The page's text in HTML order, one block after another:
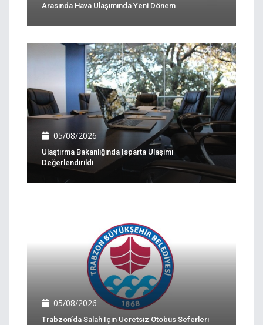
Arasında Hava Ulaşımında Yeni Dönem
05/08/2026
Ulaştırma Bakanlığında Isparta Ulaşımı
Değerlendirildi
05/08/2026
Trabzon’da Salah Için Ücretsiz Otobüs Seferleri